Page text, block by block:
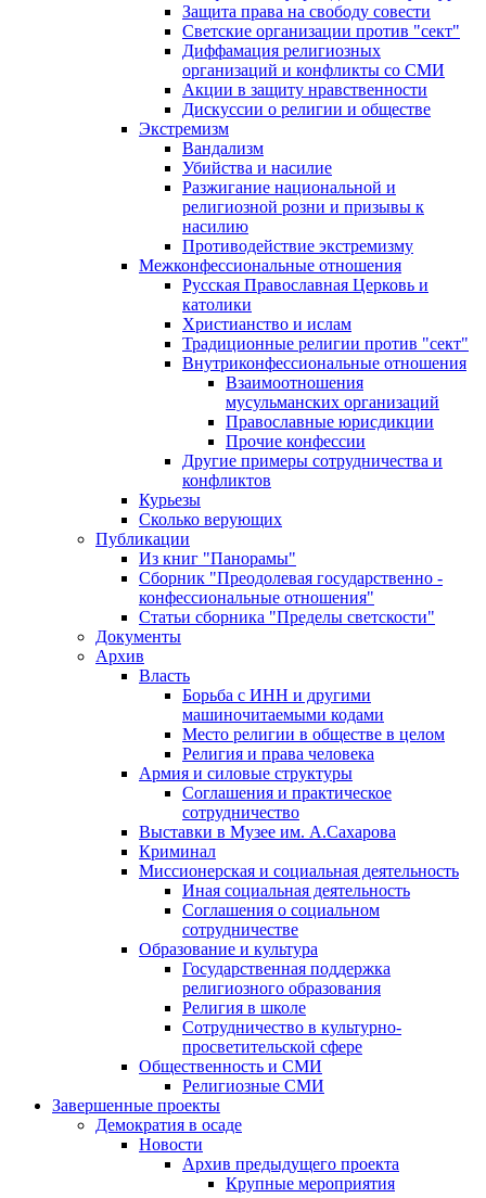
Защита права на свободу совести
Светские организации против "сект"
Диффамация религиозных
организаций и конфликты со СМИ
Акции в защиту нравственности
Дискуссии о религии и обществе
Экстремизм
Вандализм
Убийства и насилие
Разжигание национальной и
религиозной розни и призывы к
насилию
Противодействие экстремизму
Межконфессиональные отношения
Русская Православная Церковь и
католики
Христианство и ислам
Традиционные религии против "сект"
Внутриконфессиональные отношения
Взаимоотношения
мусульманских организаций
Православные юрисдикции
Прочие конфессии
Другие примеры сотрудничества и
конфликтов
Курьезы
Сколько верующих
Публикации
Из книг "Панорамы"
Сборник "Преодолевая государственно -
конфессиональные отношения"
Статьи сборника "Пределы светскости"
Документы
Архив
Власть
Борьба с ИНН и другими
машиночитаемыми кодами
Место религии в обществе в целом
Религия и права человека
Армия и силовые структуры
Соглашения и практическое
сотрудничество
Выставки в Музее им. А.Сахарова
Криминал
Миссионерская и социальная деятельность
Иная социальная деятельность
Соглашения о социальном
сотрудничестве
Образование и культура
Государственная поддержка
религиозного образования
Религия в школе
Сотрудничество в культурно-
просветительской сфере
Общественность и СМИ
Религиозные СМИ
Завершенные проекты
Демократия в осаде
Новости
Архив предыдущего проекта
Крупные мероприятия